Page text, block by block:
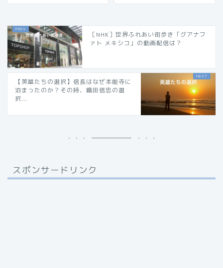
［NHK］世界ふれあい街歩き「グアナフ
ァト メキシコ」の動画配信は？
【英雄たちの選択】信長はなぜ本能寺に
泊まったのか？その時、織田信忠の選
択...
スポンサードリンク